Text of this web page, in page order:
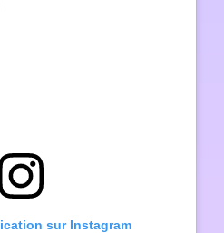
sur Instagram